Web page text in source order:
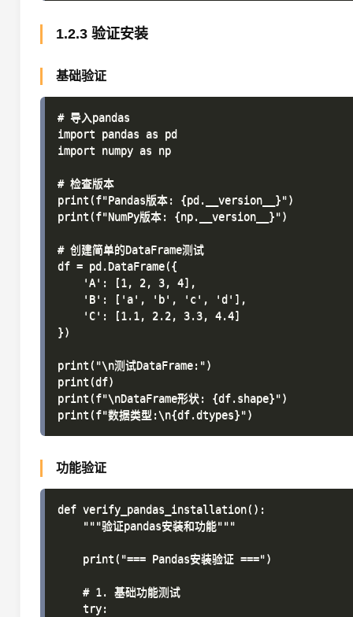
1.2.3 验证安装
基础验证
# 导入pandas
import pandas as pd
import numpy as np
# 检查版本
print(f"Pandas版本: {pd.__version__}")
print(f"NumPy版本: {np.__version__}")
# 创建简单的DataFrame测试
df = pd.DataFrame({
    'A': [1, 2, 3, 4],
    'B': ['a', 'b', 'c', 'd'],
    'C': [1.1, 2.2, 3.3, 4.4]
})
print("\n测试DataFrame:")
print(df)
print(f"\nDataFrame形状: {df.shape}")
功能验证
def verify_pandas_installation():
    """验证pandas安装和功能"""
    print("=== Pandas安装验证 ===")
    # 1. 基础功能测试
    try: